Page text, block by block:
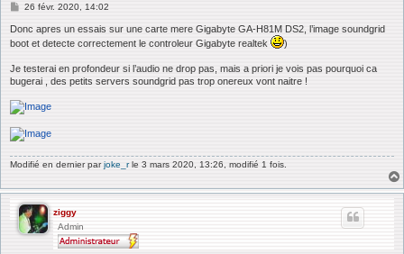
M
s
a
e
26 févr. 2020, 14:02
Donc apres un essais sur une carte mere Gigabyte GA-H81M DS2, l’image soundgrid
boot et detecte correctement le controleur Gigabyte realtek
)
Je testerai en profondeur si l’audio ne drop pas, mais a priori je vois pas pourquoi ca
bugerai , des petits servers soundgrid pas trop onereux vont naitre !
Modifié en dernier parjoke_rle 3 mars 2020, 13:26, modifié 1 fois.
ziggy
Admin